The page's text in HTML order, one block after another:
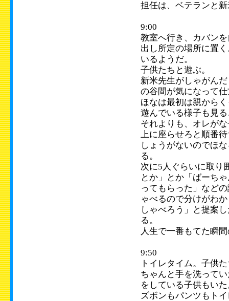
担任は、ベテランと
9:00
教室へ行き、カバン
出し所定の場所に置
いるようだ。
子供たちと遊ぶ。
新米先生がしゃがん
の谷間が気になって
ほなは最初は親から
遊んでいる様子も見
それよりも、オレが
上に座らせろと順番
しょうがないのでほ
る。
次に5人ぐらいに取り
とか」とか「ばーち
ってもらった」など
ゃべるので分けがわ
しゃべろう」と提案
る。
人生で一番もてた瞬
9:50
トイレタイム。子供
ちゃんと手を洗って
をしている子供もい
ズボンもパンツもト